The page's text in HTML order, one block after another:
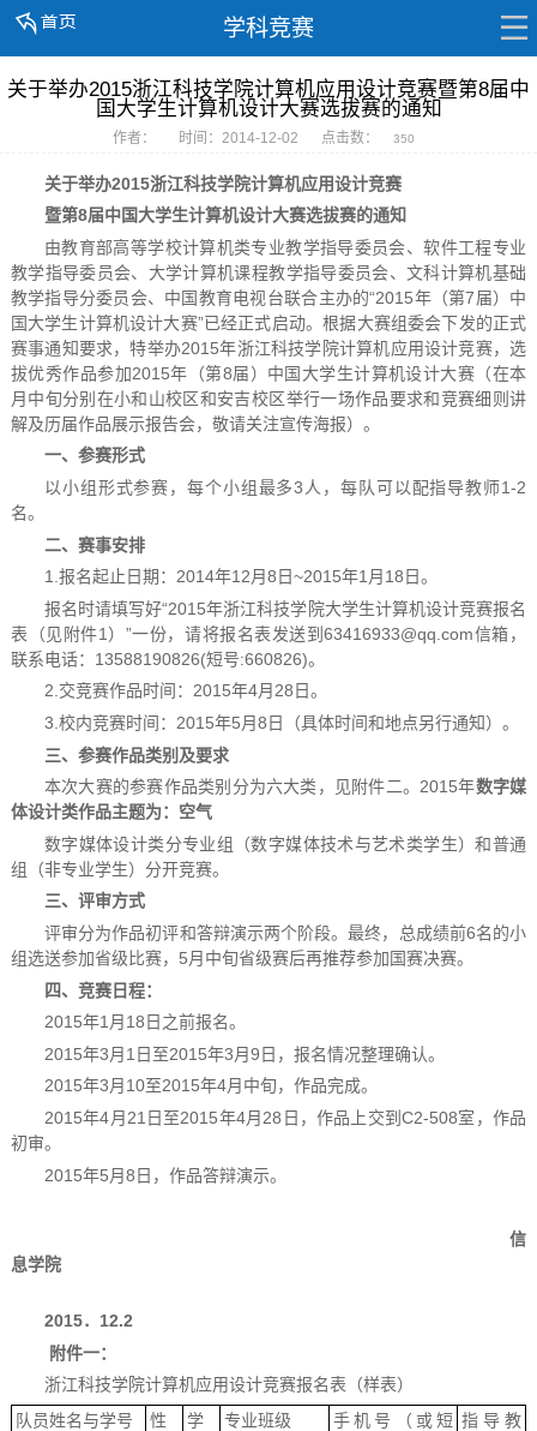
学科竞赛
关于举办2015浙江科技学院计算机应用设计竞赛暨第8届中
国大学生计算机设计大赛选拔赛的通知
作者： 时间：2014-12-02 点击数： 350
关于举办2015浙江科技学院计算机应用设计竞赛
暨第8届中国大学生计算机设计大赛选拔赛的通知
由教育部高等学校计算机类专业教学指导委员会、软件工程专业
教学指导委员会、大学计算机课程教学指导委员会、文科计算机基础
教学指导分委员会、中国教育电视台联合主办的“2015年（第7届）中
国大学生计算机设计大赛”已经正式启动。根据大赛组委会下发的正式
赛事通知要求，特举办2015年浙江科技学院计算机应用设计竞赛，选
拔优秀作品参加2015年（第8届）中国大学生计算机设计大赛（在本
月中旬分别在小和山校区和安吉校区举行一场作品要求和竞赛细则讲
解及历届作品展示报告会，敬请关注宣传海报）。
一、参赛形式
以小组形式参赛，每个小组最多3人，每队可以配指导教师1-2
名。
二、赛事安排
1.报名起止日期：2014年12月8日~2015年1月18日。
报名时请填写好“2015年浙江科技学院大学生计算机设计竞赛报名
表（见附件1）”一份，请将报名表发送到63416933@qq.com信箱，
联系电话：13588190826(短号:660826)。
2.交竞赛作品时间：2015年4月28日。
3.校内竞赛时间：2015年5月8日（具体时间和地点另行通知）。
三、参赛作品类别及要求
本次大赛的参赛作品类别分为六大类，见附件二。2015年数字媒
体设计类作品主题为：空气
数字媒体设计类分专业组（数字媒体技术与艺术类学生）和普通
组（非专业学生）分开竞赛。
三、评审方式
评审分为作品初评和答辩演示两个阶段。最终，总成绩前6名的小
组选送参加省级比赛，5月中旬省级赛后再推荐参加国赛决赛。
四、竞赛日程：
2015年1月18日之前报名。
2015年3月1日至2015年3月9日，报名情况整理确认。
2015年3月10至2015年4月中旬，作品完成。
2015年4月21日至2015年4月28日，作品上交到C2-508室，作品
初审。
2015年5月8日，作品答辩演示。
信
息学院
2015．12.2
附件一：
浙江科技学院计算机应用设计竞赛报名表（样表）
队员姓名与学号
性
学
专业班级
手机号（或短 指导教